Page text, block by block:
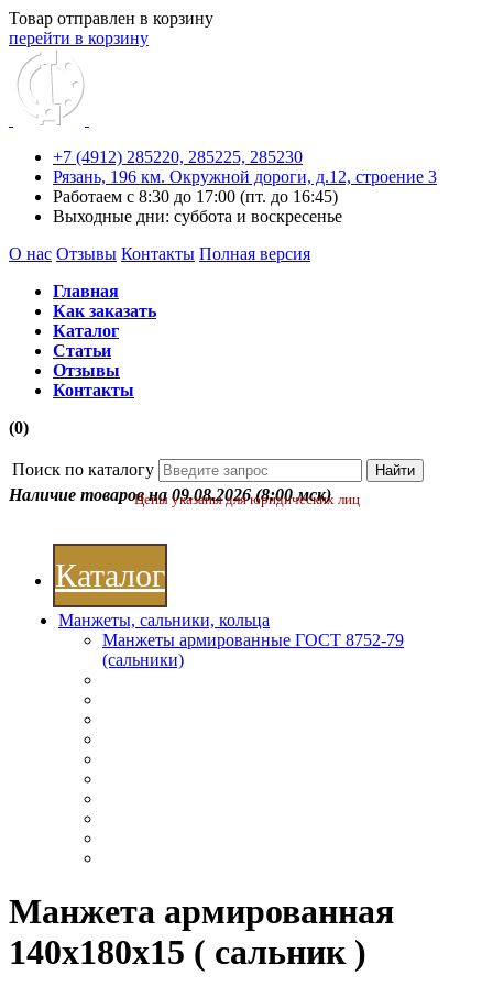
Товар отправлен в корзину
перейти в корзину
+7 (4912) 285220, 285225, 285230
Рязань, 196 км. Окружной дороги, д.12, строение 3
Работаем с 8:30 до 17:00 (пт. до 16:45)
Выходные дни: суббота и воскресенье
О нас Отзывы Контакты Полная версия
Главная
Как заказать
Каталог
Статьи
Отзывы
Контакты
(0)
Поиск по каталогу
Наличие товаров на 09.08.2026 (8:00 мск)
Цены указаны для юридических лиц
Каталог
Манжеты, сальники, кольца
Манжеты армированные ГОСТ 8752-79
(сальники)
Манжета армированная
140х180х15 ( сальник )